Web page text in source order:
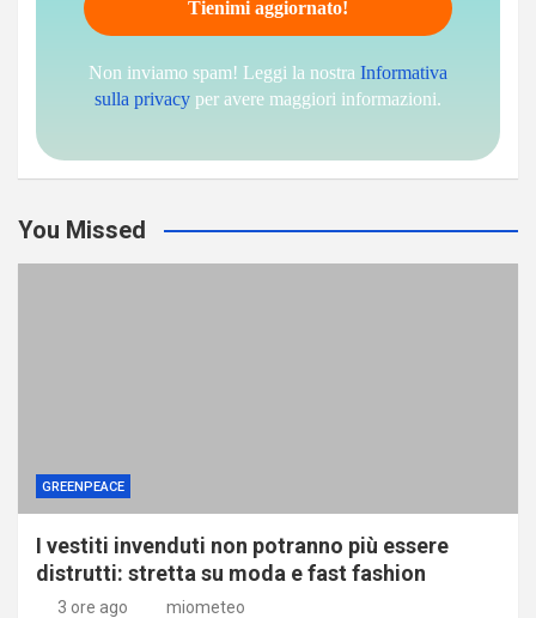
Non inviamo spam! Leggi la nostra Informativa
sulla privacy per avere maggiori informazioni.
You Missed
GREENPEACE
I vestiti invenduti non potranno più essere
distrutti: stretta su moda e fast fashion
3 ore ago miometeo